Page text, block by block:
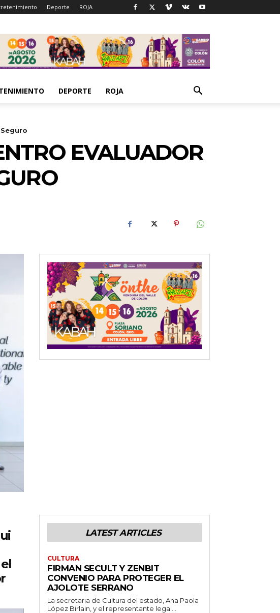
Deporte ROJA
DEPORTE ROJA
EVALUADOR
LATEST ARTICLES
CULTURA
FIRMAN SECULT Y ZENBIT
CONVENIO PARA PROTEGER EL
AJOLOTE SERRANO
La secretaria de Cultura del estado, Ana Paola
López Birlain, y el representante legal...